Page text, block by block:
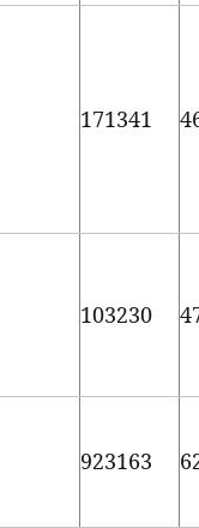
171341
103230
923163